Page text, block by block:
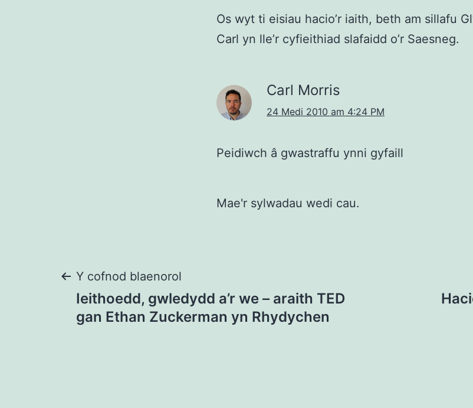
Os wyt ti eisiau hacio’r iaith, beth am sillafu
Carl yn lle’r cyfieithiad slafaidd o’r Saesneg.
Carl Morris
24 Medi 2010 am 4:24 PM
Peidiwch â gwastraffu ynni gyfaill
Mae'r sylwadau wedi cau.
Llywio
cofnod
Y cofnod blaenorol
Ieithoedd, gwledydd a’r we – araith TED
gan Ethan Zuckerman yn Rhydychen